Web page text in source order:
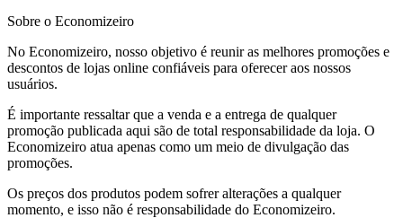
Sobre o Economizeiro
No Economizeiro, nosso objetivo é reunir as melhores promoções e
descontos de lojas online confiáveis para oferecer aos nossos
usuários.
É importante ressaltar que a venda e a entrega de qualquer
promoção publicada aqui são de total responsabilidade da loja. O
Economizeiro atua apenas como um meio de divulgação das
promoções.
Os preços dos produtos podem sofrer alterações a qualquer
momento, e isso não é responsabilidade do Economizeiro.